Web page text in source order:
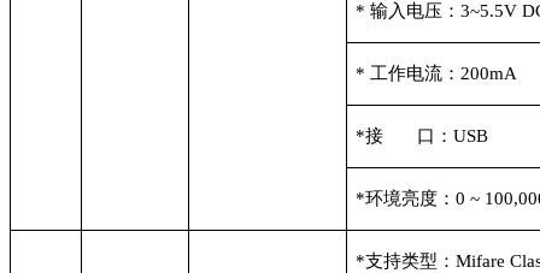
* 输入电压：3~5.5V
* 工作电流：200mA
*接 口：USB
*环境亮度：0 ~
*支持类型：Mifare